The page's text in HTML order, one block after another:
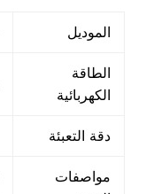
الموديل
الطاقة
الكهربائية
دقة التعبئة
مواصفات